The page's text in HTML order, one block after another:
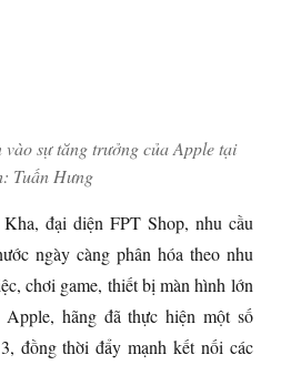
sự tăng trưởng của Apple tại
Tuấn Hưng
đại diện FPT Shop, nhu cầu
ngày càng phân hóa theo nhu
chơi game, thiết bị màn hình lớn
hãng đã thực hiện một số
đồng thời đẩy mạnh kết nối các